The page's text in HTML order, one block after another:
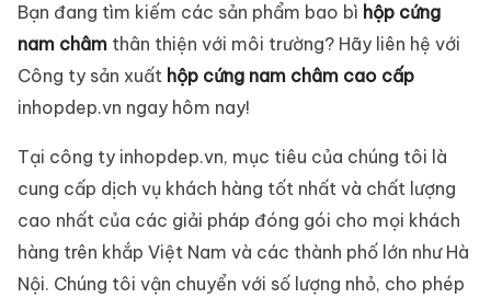
Bạn đang tìm kiếm các sản phẩm bao bì hộp cứng
nam châm thân thiện với môi trường? Hãy liên hệ với
Công ty sản xuất hộp cứng nam châm cao cấp
inhopdep.vn ngay hôm nay!
Tại công ty inhopdep.vn, mục tiêu của chúng tôi là
cung cấp dịch vụ khách hàng tốt nhất và chất lượng
cao nhất của các giải pháp đóng gói cho mọi khách
hàng trên khắp Việt Nam và các thành phố lớn như Hà
Nội. Chúng tôi vận chuyển với số lượng nhỏ, cho phép